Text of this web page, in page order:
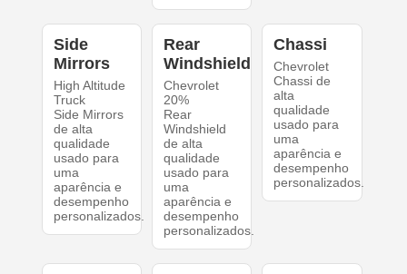
Side
Mirrors
High Altitude
Truck
Side Mirrors
de alta
qualidade
usado para
uma
aparência e
desempenho
personalizados.
Rear
Windshield
Chevrolet
20%
Rear
Windshield
de alta
qualidade
usado para
uma
aparência e
desempenho
personalizados.
Chassi
Chevrolet
Chassi de
alta
qualidade
usado para
uma
aparência e
desempenho
personalizados.